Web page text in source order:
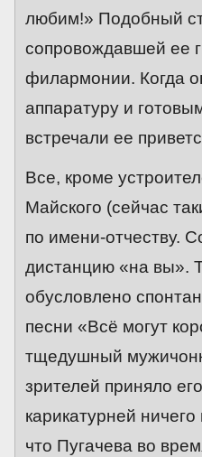
любим!» Подобный
сопровождавшей ее
филармонии. Когда
аппаратуру и
встречали ее
Все, кроме
Майского (сейчас
по имени-отчеству.
дистанцию «на вы».
обусловлено
песни «Всё могут
тщедушный
зрителей приняло
карикатурней
что Пугачева во